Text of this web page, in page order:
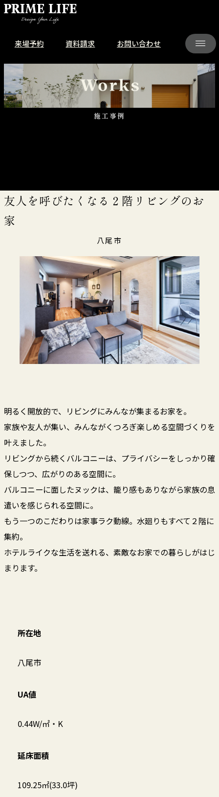
来場予約 資料請求 お問い合わせ
施工事例
友人を呼びたくなる２階リビングのお
家
八尾市
明るく開放的で、リビングにみんなが集まるお家を。
家族や友人が集い、みんながくつろぎ楽しめる空間づくりを
叶えました。
リビングから続くバルコニーは、プライバシーをしっかり確
保しつつ、広がりのある空間に。
バルコニーに面したヌックは、籠り感もありながら家族の息
遣いを感じられる空間に。
もう一つのこだわりは家事ラク動線。水廻りもすべて２階に
集約。
ホテルライクな生活を送れる、素敵なお家での暮らしがはじ
まります。
所在地
八尾市
UA値
0.44W/㎡・K
延床面積
109.25㎡(33.0坪)